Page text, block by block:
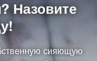
Назовите
сияющую